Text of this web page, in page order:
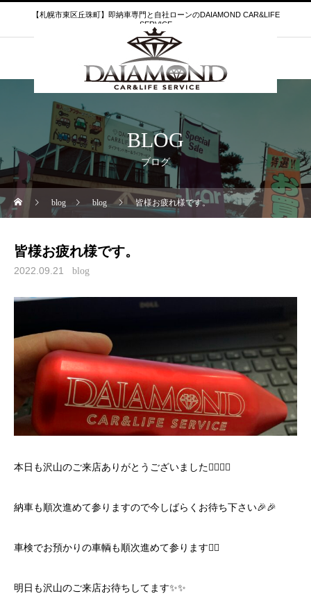
【札幌市東区丘珠町】即納車専門と自社ローンのDAIAMOND CAR&LIFE
SERVICE
BLOG
ブログ
blog blog 皆様お疲れ様です。
皆様お疲れ様です。
2022.09.21 blog
本日も沢山のご来店ありがとうございました🙇‍♂️🙇‍♂️
納車も順次進めて参りますので今しばらくお待ち下さい🎉🎉
車検でお預かりの車輌も順次進めて参ります🙇‍♂️
明日も沢山のご来店お待ちしてます✨✨